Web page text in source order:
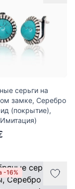
серьги на
замке, Серебро
(покрытие),
-16%